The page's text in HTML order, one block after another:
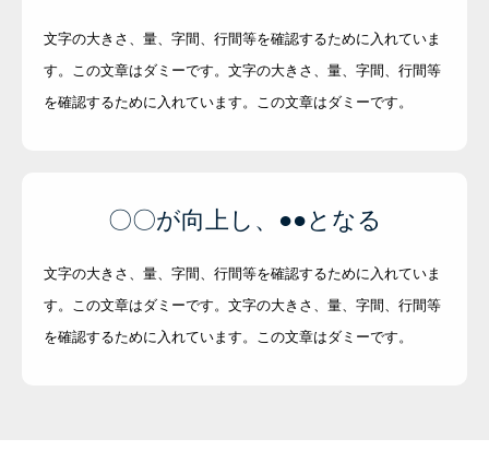
文字の大きさ、量、字間、行間等を確認するために入れていま
す。この文章はダミーです。文字の大きさ、量、字間、行間等
を確認するために入れています。この文章はダミーです。
〇〇が向上し、●●となる
文字の大きさ、量、字間、行間等を確認するために入れていま
す。この文章はダミーです。文字の大きさ、量、字間、行間等
を確認するために入れています。この文章はダミーです。